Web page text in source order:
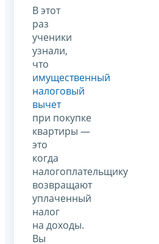
В этот
раз
ученики
узнали,
что
имущественный
налоговый
вычет
при покупке
квартиры —
это
когда
налогоплательщику
возвращают
уплаченный
налог
на доходы.
Вы